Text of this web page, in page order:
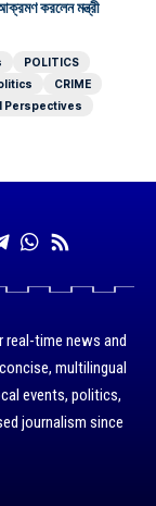
করলেন মন্ত্রী
POLITICS
CRIME
Perspectives
real-time news and
multilingual
events, politics,
journalism since